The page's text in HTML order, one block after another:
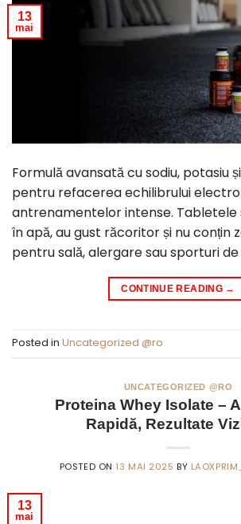
13
mai
Formulă avansată cu sodiu, potasiu
pentru refacerea echilibrului
antrenamentelor intense. Tabletele
în apă, au gust răcoritor și nu conțin
pentru sală, alergare sau sporturi
CONTINUE READING →
Posted in Uncategorized @ro
UNCATEGORIZED @RO
Proteina Whey Isolate –
Rapidă, Rezultate
POSTED ON13 MAI 2025 BY
13
mai